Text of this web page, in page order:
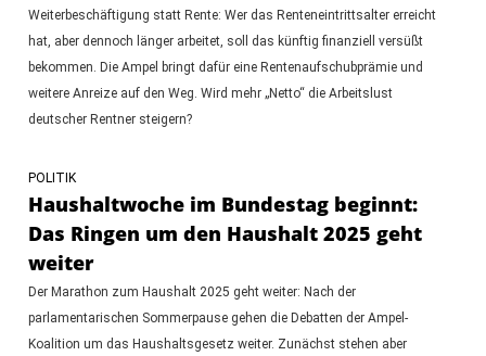
Weiterbeschäftigung statt Rente: Wer das Renteneintrittsalter erreicht
hat, aber dennoch länger arbeitet, soll das künftig finanziell versüßt
bekommen. Die Ampel bringt dafür eine Rentenaufschubprämie und
weitere Anreize auf den Weg. Wird mehr „Netto“ die Arbeitslust
deutscher Rentner steigern?
POLITIK
Haushaltwoche im Bundestag beginnt:
Das Ringen um den Haushalt 2025 geht
weiter
Der Marathon zum Haushalt 2025 geht weiter: Nach der
parlamentarischen Sommerpause gehen die Debatten der Ampel-
Koalition um das Haushaltsgesetz weiter. Zunächst stehen aber